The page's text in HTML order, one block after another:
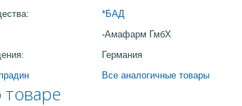
*БАД
-Амафарм ГмбХ
Германия
Все аналогичные товары